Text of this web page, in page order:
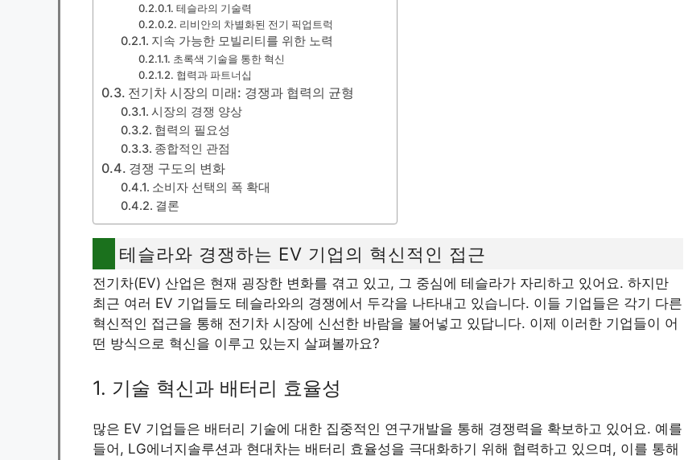
테슬라의 기술력
리비안의 차별화된 전기 픽업트럭
지속 가능한 모빌리티를 위한 노력
초록색 기술을 통한 혁신
협력과 파트너십
전기차 시장의 미래: 경쟁과 협력의 균형
시장의 경쟁 양상
협력의 필요성
종합적인 관점
경쟁 구도의 변화
소비자 선택의 폭 확대
결론
테슬라와 경쟁하는 EV 기업의 혁신적인 접근
전기차(EV) 산업은 현재 굉장한 변화를 겪고 있고, 그 중심에 테슬라가 자리하고 있어요. 하지만
최근 여러 EV 기업들도 테슬라와의 경쟁에서 두각을 나타내고 있습니다. 이들 기업들은 각기 다른
혁신적인 접근을 통해 전기차 시장에 신선한 바람을 불어넣고 있답니다. 이제 이러한 기업들이 어
떤 방식으로 혁신을 이루고 있는지 살펴볼까요?
1. 기술 혁신과 배터리 효율성
많은 EV 기업들은 배터리 기술에 대한 집중적인 연구개발을 통해 경쟁력을 확보하고 있어요. 예를
들어, LG에너지솔루션과 현대차는 배터리 효율성을 극대화하기 위해 협력하고 있으며, 이를 통해